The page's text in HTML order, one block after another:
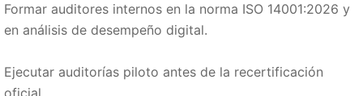
Formar auditores internos en la norma ISO 14001:2026 y
en análisis de desempeño digital.
Ejecutar auditorías piloto antes de la recertificación